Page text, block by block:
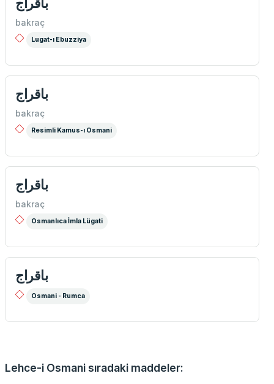
bakraç
Lugat-ı Ebuzziya
باقراج
bakraç
Resimli Kamus-ı Osmani
باقراج
bakraç
Osmanlıca İmla Lügati
باقراج
Osmani - Rumca
Lehce-i Osmani sıradaki maddeler: